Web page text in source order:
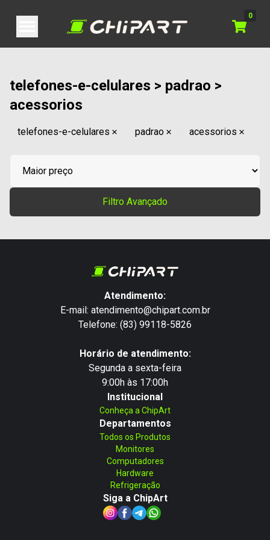
0
telefones-e-celulares > padrao >
acessorios
telefones-e-celulares padrao acessorios
Filtro Avançado
Atendimento:
E-mail: atendimento@chipart.com.br
Telefone: (83) 99118-5826
Horário de atendimento:
Segunda a sexta-feira
9:00h às 17:00h
Institucional
Conheça a ChipArt
Departamentos
Todos os Produtos
Monitores
Computadores
Hardware
Refrigeração
Siga a ChipArt